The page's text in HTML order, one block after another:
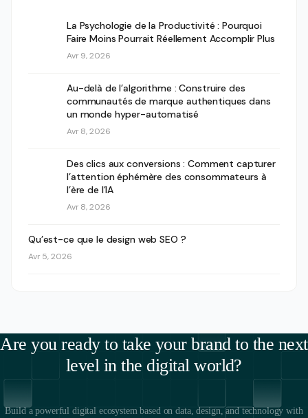
La Psychologie de la Productivité : Pourquoi
Faire Moins Pourrait Réellement Accomplir Plus
Avr 9, 2026
Au-delà de l’algorithme : Construire des
communautés de marque authentiques dans
un monde hyper-automatisé
Avr 8, 2026
Des clics aux conversions : Comment capturer
l’attention éphémère des consommateurs à
l’ère de l’IA
Avr 8, 2026
Qu’est-ce que le design web SEO ?
Avr 5, 2026
Are you ready to take your brand to the next
level in the digital world?
Build a powerful digital ecosystem based on data, design, and technology with